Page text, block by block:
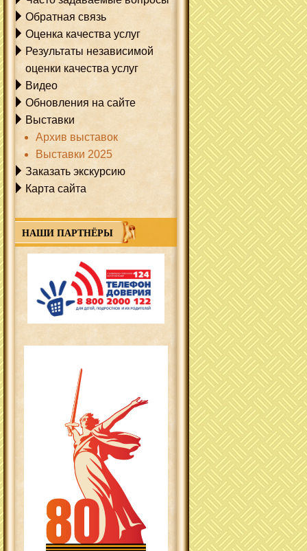
Обратная связь
Оценка качества услуг
Результаты независимой
оценки качества услуг
Видео
Обновления на сайте
Выставки
Архив выставок
Выставки 2025
Заказать экскурсию
Карта сайта
НАШИ ПАРТНЁРЫ